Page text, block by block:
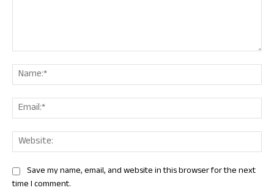
Save my name, email, and website in this browser for the next
time I comment.